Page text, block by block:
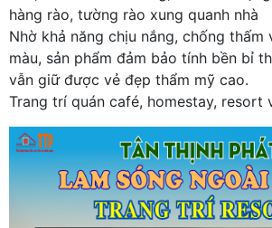
hàng rào, tường rào xung quanh nhà
Nhờ khả năng chịu nắng, chống thấm
màu, sản phẩm đảm bảo tính bền bỉ
vẫn giữ được vẻ đẹp thẩm mỹ cao.
Trang trí quán café, homestay, resort